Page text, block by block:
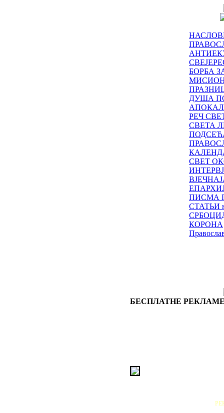
БОРБА
ДУША
РЕЧ
СВЕТА
СВЕТ
ПИСМА
СТАТЬИ
КОРОНА
БЕСПЛАТНЕ